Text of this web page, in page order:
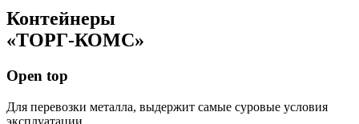
Контейнеры
«ТОРГ-КОМС»
Open top
Для перевозки металла, выдержит самые суровые условия
эксплуатации